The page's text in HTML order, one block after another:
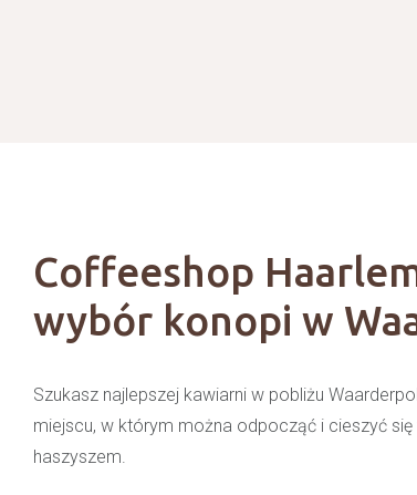
Coffeeshop
wybór konopi w
Szukasz najlepszej kawiarni w pobliżu
miejscu, w którym można odpocząć i cieszyć
haszyszem.